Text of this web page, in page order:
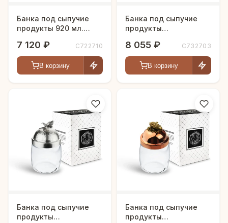
Банка под сыпучие
продукты 920 мл.
кованой крышкой
7 120 ₽ С722710
В корзину
Банка под сыпучие
продукты
медной
посереб.крышкой
8 055 ₽ С732703
В корзину
Банка под сыпучие
продукты
Банка под сыпучие
продукты